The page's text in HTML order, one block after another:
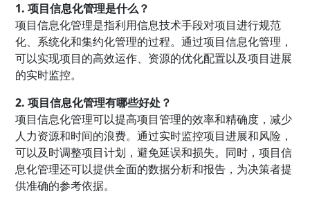
1. 项目信息化管理是什么？
项目信息化管理是指利用信息技术手段对项目进行规范
化、系统化和集约化管理的过程。通过项目信息化管理，
可以实现项目的高效运作、资源的优化配置以及项目进展
的实时监控。
2. 项目信息化管理有哪些好处？
项目信息化管理可以提高项目管理的效率和精确度，减少
人力资源和时间的浪费。通过实时监控项目进展和风险，
可以及时调整项目计划，避免延误和损失。同时，项目信
息化管理还可以提供全面的数据分析和报告，为决策者提
供准确的参考依据。